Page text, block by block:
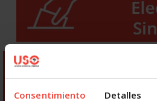
Consentimiento Detalles